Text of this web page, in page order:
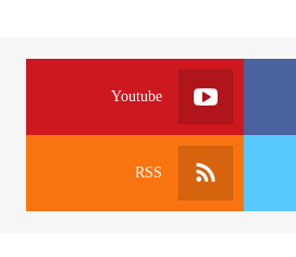
Youtube
RSS